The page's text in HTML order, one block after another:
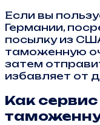
Если вы
Германии,
посылку из
таможенную
затем
избавляет от
Как